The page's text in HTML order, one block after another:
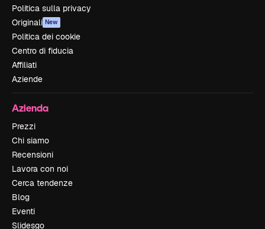
Politica sulla privacy
Originali New
Politica dei cookie
Centro di fiducia
Affiliati
Aziende
Azienda
Prezzi
Chi siamo
Recensioni
Lavora con noi
Cerca tendenze
Blog
Eventi
Slidesgo